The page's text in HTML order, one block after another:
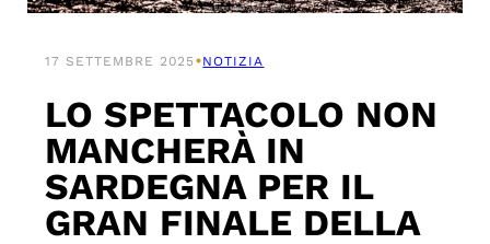
17 SETTEMBRE 2025 •NOTIZIA
LO SPETTACOLO NON
MANCHERÀ IN
SARDEGNA PER IL
GRAN FINALE DELLA